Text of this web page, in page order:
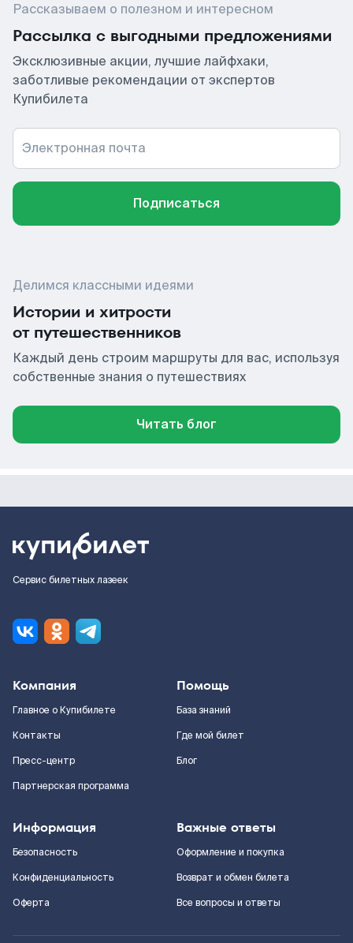
Рассказываем о полезном и интересном
Рассылка с выгодными предложениями
Эксклюзивные акции, лучшие лайфхаки,
заботливые рекомендации от экспертов
Купибилета
Электронная почта
Подписаться
Делимся классными идеями
Истории и хитрости
от путешественников
Каждый день строим маршруты для вас, используя
собственные знания о путешествиях
Читать блог
Сервис билетных лазеек
Компания
Главное о Купибилете
Контакты
Пресс-центр
Партнерская программа
Помощь
База знаний
Где мой билет
Блог
Информация
Безопасность
Конфиденциальность
Оферта
Важные ответы
Оформление и покупка
Возврат и обмен билета
Все вопросы и ответы